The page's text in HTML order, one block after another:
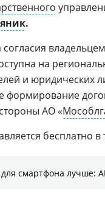
.
согласия
на
и юридических
формирование
АО «
бесплатно
смартфона лучше: